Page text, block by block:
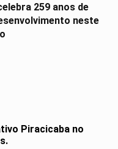
259 anos de
neste
Piracicaba no